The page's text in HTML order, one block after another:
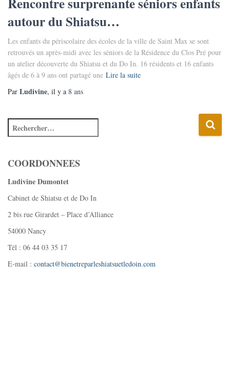
autour du Shiatsu…
Les enfants du périscolaire des écoles de la ville de Saint Max se sont
retrouvés un après-midi avec les séniors de la Résidence du Clos Pré pour
un atelier découverte du Shiatsu et du Do In. 16 résidents et 16 enfants
âgés de 6 à 9 ans ont partagé une Lire la suite
Par Ludivine, il y a 8 ans
COORDONNEES
Ludivine Dumontet
Cabinet de Shiatsu et de Do In
2 bis rue Girardet – Place d’Alliance
54000 Nancy
Tél : 06 44 03 35 17
E-mail : contact@bienetreparleshiatsuetledoin.com